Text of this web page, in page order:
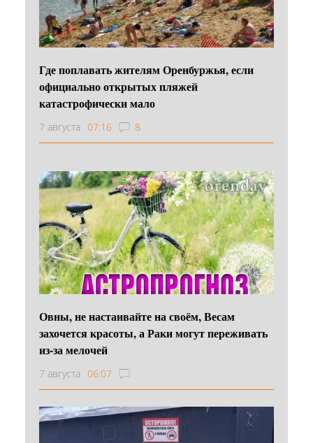
Где поплавать жителям Оренбуржья, если
официально открытых пляжей
катастрофически мало
7 августа 07:16 8
Овны, не настаивайте на своём, Весам
захочется красоты, а Раки могут переживать
из-за мелочей
7 августа 06:07